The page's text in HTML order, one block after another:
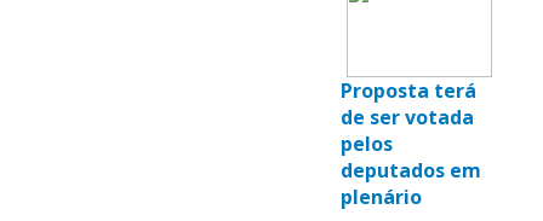
Proposta terá
de ser votada
pelos
deputados em
plenário